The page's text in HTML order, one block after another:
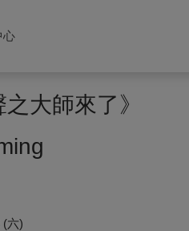
心
大師來了》
(六)